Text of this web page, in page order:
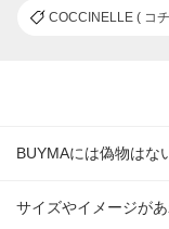
COCCINELLE ( コ
BUYMAには偽物はな
サイズやイメージが